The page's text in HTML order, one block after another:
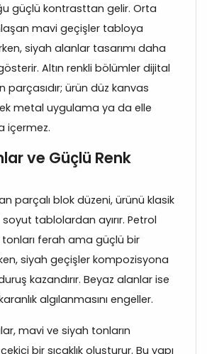
güçlü kontrasttan gelir. Orta
mavi geçişler tabloya
siyah alanlar tasarımı daha
Altın renkli bölümler dijital
parçasıdır; ürün düz kanvas
metal uygulama ya da elle
içermez.
ve Güçlü Renk
parçalı blok düzeni, ürünü klasik
tablolardan ayırır. Petrol
ferah ama güçlü bir
siyah geçişler kompozisyona
kazandırır. Beyaz alanlar ise
algılanmasını engeller.
mavi ve siyah tonların
bir sıcaklık oluşturur. Bu yapı